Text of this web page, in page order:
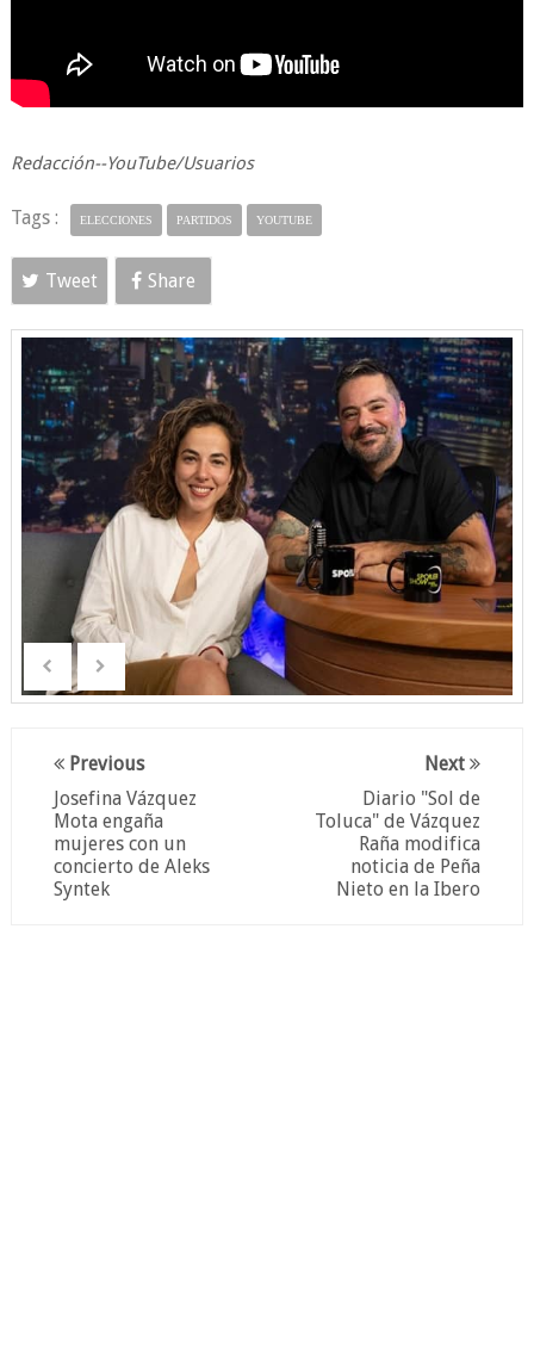
Redacción--YouTube/Usuarios
Tags : ELECCIONES PARTIDOS YOUTUBE
Tweet Share
Next
Diario "Sol de
Toluca" de Vázquez
Raña modifica
noticia de Peña
Nieto en la Ibero
Previous
Josefina Vázquez
Mota engaña
mujeres con un
concierto de Aleks
Syntek